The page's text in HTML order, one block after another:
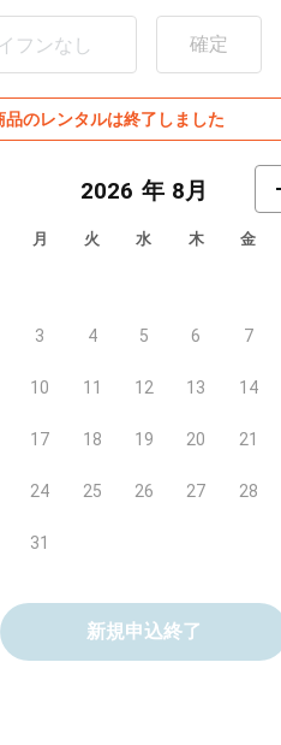
確定
品のレンタルは終了しました
8月
月 火 水 木 金
3 4 5 6 7
10 11 12 13 14
17 18 19 20 21
24 25 26 27 28
31
新規申込終了